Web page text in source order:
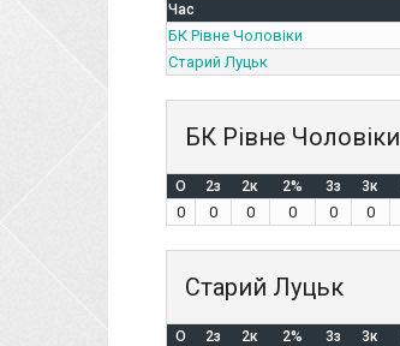
Час
БК Рівне Чоловіки
Старий Луцьк
БК Рівне Чоловіки
O 2з 2к 2% 3з 3к
0 0 0 0 0 0
Старий Луцьк
O 2з 2к 2% 3з 3к